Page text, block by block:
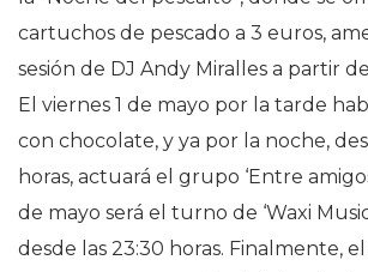
cartuchos de pescado a 3 euros,
sesión de DJ Andy Miralles a partir
El viernes 1 de mayo por la tarde
con chocolate, y ya por la noche,
horas, actuará el grupo ‘Entre
de mayo será el turno de ‘Waxi
desde las 23:30 horas. Finalmente,